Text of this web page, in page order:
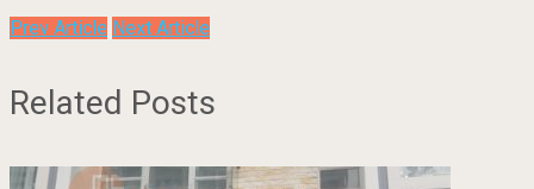
Prev Article Next Article
Related Posts